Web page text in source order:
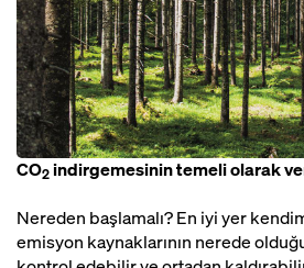
CO2 indirgemesinin temeli olarak
Nereden başlamalı? En iyi yer
emisyon kaynaklarının nerede